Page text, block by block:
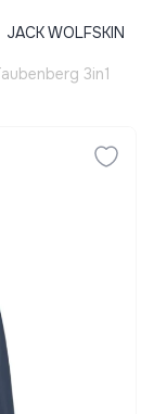
JACK WOLFSKIN
3in1